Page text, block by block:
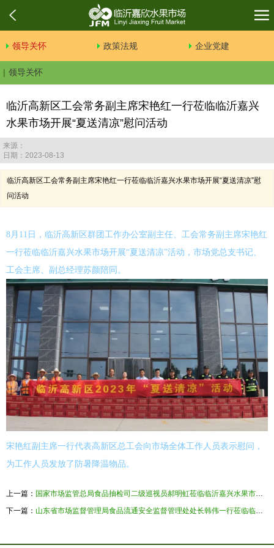
领导关怀 政策法规 企业党建
领导关怀
临沂高新区工会常务副主席宋艳红一行莅临临沂嘉兴
水果市场开展“夏送清凉”慰问活动
来源：
日期：2023-08-13
临沂高新区工会常务副主席宋艳红一行莅临临沂嘉兴水果市场开展“夏送清凉”慰
问活动
8月11日，临沂高新区群团工作办公室副主任、工会常务副主席宋艳红
一行莅临临沂嘉兴水果市场开展“夏送清凉”活动，市场党总支书记、
工会主席、副总经理苏颜陪同。
宋艳红副主席一行代表高新区总工会向市场全体工作人员表示慰问，
为工作人员发放了防暑降温物品。
上一篇： 国家市场监管总局食品抽检司二级巡视员郝明虹莅临临沂嘉兴水果市场检查指导食品安全工作
下一篇： 山东省市场监督管理局食品流通安全监督管理处处长韩伟一行莅临临沂嘉兴水果市场督导检查农批市场“五项制度”落实情况